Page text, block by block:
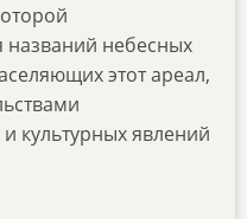
названий небесных
этот ареал,
культурных явлений